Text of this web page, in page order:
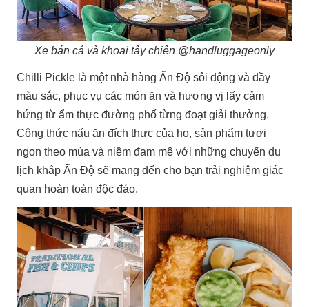
Xe bán cá và khoai tây chiên @handluggageonly
Chilli Pickle là một nhà hàng Ấn Độ sôi động và đầy
màu sắc, phục vụ các món ăn và hương vị lấy cảm
hứng từ ẩm thực đường phố từng đoạt giải thưởng.
Công thức nấu ăn đích thực của họ, sản phẩm tươi
ngon theo mùa và niềm đam mê với những chuyến du
lịch khắp Ấn Độ sẽ mang đến cho bạn trải nghiệm giác
quan hoàn toàn độc đáo.